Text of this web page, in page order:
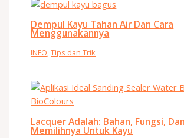
Dempul Kayu Tahan Air Dan Cara
Menggunakannya
INFO ,Tips dan Trik
Lacquer Adalah: Bahan, Fungsi,
Memilihnya Untuk Kayu